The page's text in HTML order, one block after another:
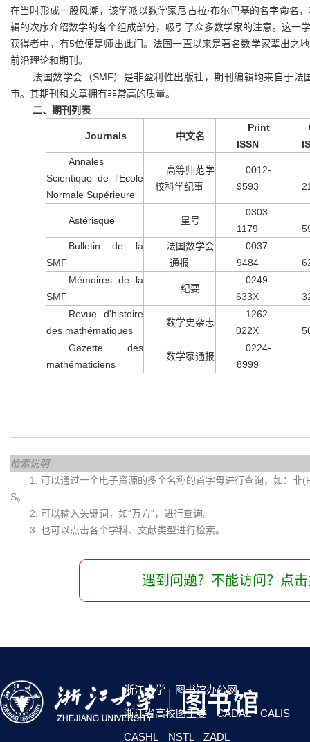
在当时形成一股风潮，该学派以数学家尼古拉·布尔巴基的名字命名
辑的次序介绍数学的各个组成部分，吸引了众多数学家的注意。这一
获得者中，有5位便是师出此门。法国一直以来是著名数学家辈出之
前沿理论和期刊。
法国数学会（SMF）是非盈利性出版社，期刊编辑均来自于
审。其期刊和文章拥有非常高的质量。
二、期刊列表
Journals 中文名
Print
ISSN
Annales
Scientique de l'Ecole
Normale Supérieure
高等师范学
校科学纪事
0012-
9593
Astérisque 星号
0303-
1179
Bulletin de la
SMF
法国数学会
通报
0037-
9484
Mémoires de la
SMF
纪要
0249-
633X
Revue d'histoire
des mathématiques
数学史杂志
1262-
022X
Gazette des
mathématiciens
数学家通报
0224-
8999
检索说明
1. 可以通过一个电子资源的多个名称的首字母进行查询，如：
S。
2. 可以输入关键词，如“万方”，进行查询。
3. 也可以点击各个学科、文献类型进行检索。
遇到问题？不能访问？点
浙江大学
图书馆办公网
浙江省高校图工委
CADAL
CALIS
CASHL
NSTL ZADL